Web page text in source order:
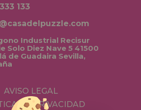
133
Industrial Recisur
Solo Diez Nave 5 41500
de Guadaira Sevilla,
AVISO LEGAL
DE PRIVACIDAD